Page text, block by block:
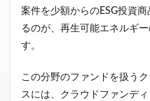
案件を少額からのESG投資
るのが、再生可能エネルギ
す。
この分野のファンドを扱う
スには、クラウドファンデ